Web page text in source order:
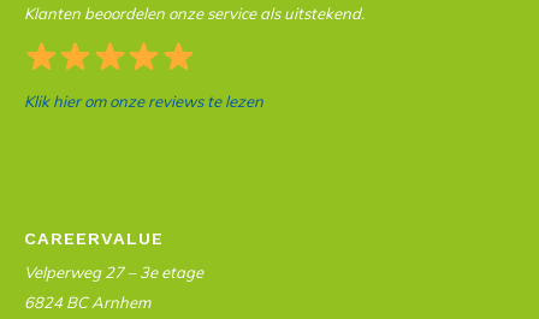
Klanten beoordelen onze service als uitstekend.
Klik hier om onze reviews te lezen
CAREERVALUE
Velperweg 27 – 3e etage
6824 BC Arnhem